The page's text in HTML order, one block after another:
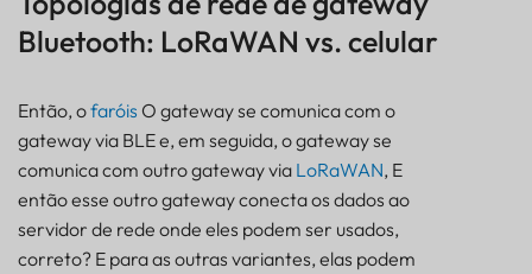
Bluetooth: LoRaWAN vs. celular
Então, ofaróis O gateway se comunica com o
gateway via BLE e, em seguida, o gateway se
comunica com outro gateway via LoRaWAN, E
então esse outro gateway conecta os dados ao
servidor de rede onde eles podem ser usados,
correto? E para as outras variantes, elas podem